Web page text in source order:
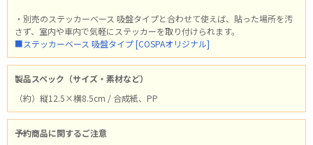
・別売のステッカーベース 吸盤タイプと合わせて使えば、貼った場所を汚
さず、室内や車内で気軽にステッカーを取り付けられます。
■ステッカーベース 吸盤タイプ [COSPAオリジナル]
製品スペック（サイズ・素材など）
（約）縦12.5×横8.5cm / 合成紙、PP
予約商品に関するご注意